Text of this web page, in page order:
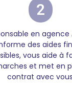
2
en agence
des aides
vous aide à
et met en
contrat avec